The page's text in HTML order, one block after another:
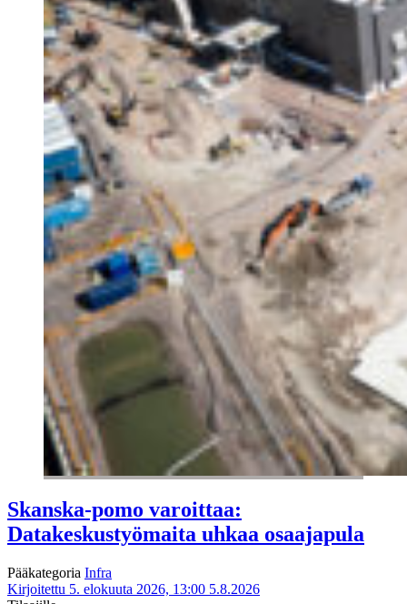
Skanska-pomo varoittaa:
Datakeskustyömaita uhkaa osaajapula
Pääkategoria Infra
Kirjoitettu 5. elokuuta 2026, 13:00 5.8.2026